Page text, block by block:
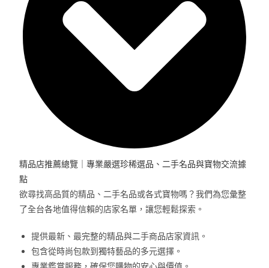
精品店推薦總覽｜專業嚴選珍稀選品、二手名品與寶物交流據
點
欲尋找高品質的精品、二手名品或各式寶物嗎？我們為您彙整
了全台各地值得信賴的店家名單，讓您輕鬆探索。
提供最新、最完整的精品與二手商品店家資訊。
包含從時尚包款到獨特藝品的多元選擇。